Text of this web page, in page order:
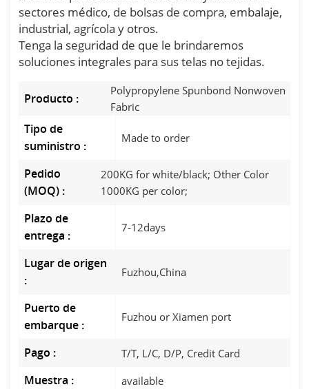
sectores médico, de bolsas de compra, embalaje,
industrial, agrícola y otros.
Tenga la seguridad de que le brindaremos
soluciones integrales para sus telas no tejidas.
Producto :
Polypropylene Spunbond Nonwoven
Fabric
Tipo de
suministro :
Made to order
Pedido
(MOQ) :
200KG for white/black; Other Color
1000KG per color;
Plazo de
entrega :
7-12days
Lugar de origen
:
Fuzhou,China
Puerto de
embarque :
Fuzhou or Xiamen port
Pago : T/T, L/C, D/P, Credit Card
Muestra : available